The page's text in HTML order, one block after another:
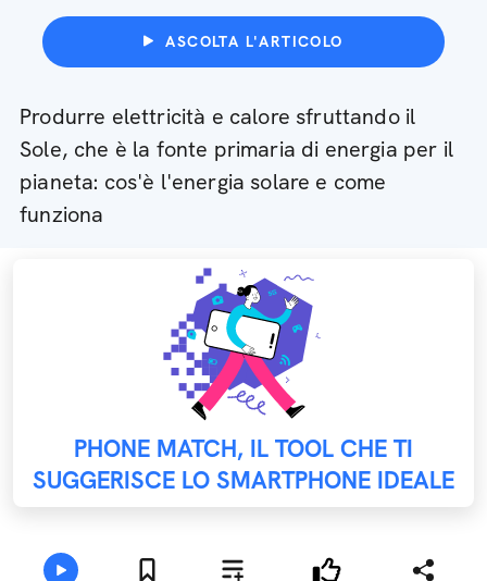
ASCOLTA L'ARTICOLO
Produrre elettricità e calore sfruttando il
Sole, che è la fonte primaria di energia per il
pianeta: cos'è l'energia solare e come
funziona
PHONE MATCH, IL TOOL CHE TI
SUGGERISCE LO SMARTPHONE IDEALE